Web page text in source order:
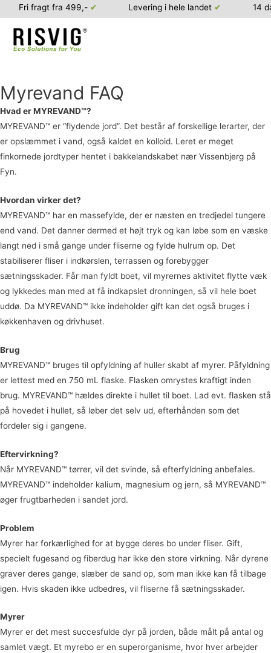
Fri fragt fra 499,- ✔ Levering i hele landet ✔ 14
GåMyrevand FAQ
Hvad er MYREVAND™?
MYREVAND™ er “flydende jord”. Det består af forskellige lerarter, der
er opslæmmet i vand, også kaldet en kolloid. Leret er meget
finkornede jordtyper hentet i bakkelandskabet nær Vissenbjerg på
Fyn.
Hvordan virker det?
MYREVAND™ har en massefylde, der er næsten en tredjedel tungere
end vand. Det danner dermed et højt tryk og kan løbe som en væske
langt ned i små gange under fliserne og fylde hulrum op. Det
stabiliserer fliser i indkørslen, terrassen og forebygger
sætningsskader. Får man fyldt boet, vil myrernes aktivitet flytte væk
og lykkedes man med at få indkapslet dronningen, så vil hele boet
uddø. Da MYREVAND™ ikke indeholder gift kan det også bruges i
køkkenhaven og drivhuset.
Brug
MYREVAND™ bruges til opfyldning af huller skabt af myrer. Påfyldning
er lettest med en 750 mL flaske. Flasken omrystes kraftigt inden
brug. MYREVAND™ hældes direkte i hullet til boet. Lad evt. flasken stå
på hovedet i hullet, så løber det selv ud, efterhånden som det
fordeler sig i gangene.
Eftervirkning?
Når MYREVAND™ tørrer, vil det svinde, så efterfyldning anbefales.
MYREVAND™ indeholder kalium, magnesium og jern, så MYREVAND™
øger frugtbarheden i sandet jord.
Problem
Myrer har forkærlighed for at bygge deres bo under fliser. Gift,
specielt fugesand og fiberdug har ikke den store virkning. Når dyrene
graver deres gange, slæber de sand op, som man ikke kan få tilbage
igen. Hvis skaden ikke udbedres, vil fliserne få sætningsskader.
Myrer
Myrer er det mest succesfulde dyr på jorden, både målt på antal og
samlet vægt. Et myrebo er en superorganisme, hvor hver arbejder